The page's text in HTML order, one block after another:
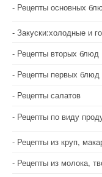
Рецепты основных
Закуски:холодные и
Рецепты вторых блюд
Рецепты первых блюд
Рецепты салатов
Рецепты по виду
Рецепты из круп,
Рецепты из молока,